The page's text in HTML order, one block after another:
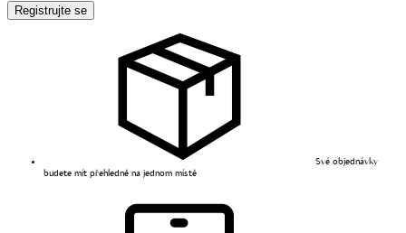
Registrujte se
Své objednávky
budete mít přehledně na jednom místě